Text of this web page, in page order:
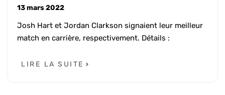
13 mars 2022
Josh Hart et Jordan Clarkson signaient leur meilleur
match en carrière, respectivement. Détails :
LIRE LA SUITE